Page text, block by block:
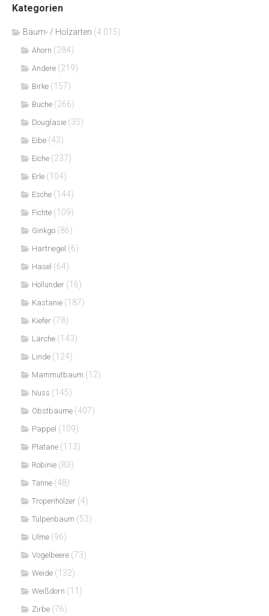
Kategorien
Bäum- / Holzarten (4.015)
Ahorn (284)
Andere (219)
Birke (157)
Buche (266)
Douglasie (35)
Eibe (43)
Eiche (237)
Erle (104)
Esche (144)
Fichte (109)
Ginkgo (86)
Hartriegel (6)
Hasel (64)
Hollunder (16)
Kastanie (187)
Kiefer (78)
Lärche (143)
Linde (124)
Mammutbaum (12)
Nuss (145)
Obstbäume (407)
Pappel (109)
Platane (113)
Robinie (83)
Tanne (48)
Tropenhölzer (4)
Tulpenbaum (53)
Ulme (96)
Vogelbeere (73)
Weide (132)
Weißdorn (11)
Zirbe (76)